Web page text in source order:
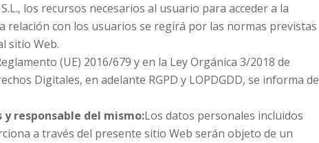
los recursos necesarios al usuario para acceder a la
relación con los usuarios se regirá por las normas previstas
sitio Web.
(UE) 2016/679 y en la Ley Orgánica 3/2018 de
Digitales, en adelante RGPD y LOPDGDD, se informa de
responsable del mismo:Los datos personales incluidos
a través del presente sitio Web serán objeto de un